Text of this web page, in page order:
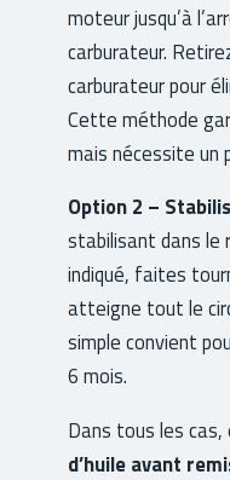
moteur jusqu’à
carburateur.
carburateur pour
Cette méthode
mais nécessite
Option 2 –
stabilisant dans le
indiqué, faites
atteigne tout le
simple convient
6 mois.
Dans tous les
d’huile avant